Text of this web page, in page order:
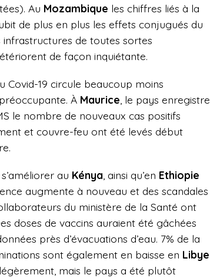
Au Mozambique les chiffres liés à la
de plus en plus les effets conjugués du
de toutes sortes
de façon inquiétante.
Covid-19 circule beaucoup moins
À Maurice , le pays enregistre
le nombre de nouveaux cas positifs
et couvre-feu ont été levés début
au Kénya , ainsi qu’en Ethiopie
augmente à nouveau et des scandales
du ministère de la Santé ont
doses de vaccins auraient été gâchées
près d’évacuations d’eau. 7% de la
sont également en baisse en Libye
mais le pays a été plutôt